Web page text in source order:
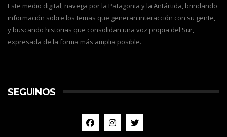
Este medio digital, navega por la Patagonia y la Antártida, brindando
información sobre los temas que generan interacción con su gente,
y buscando historias que consolidan una voz propia del Sur,
expresada de la forma más amplia posible.
SEGUINOS